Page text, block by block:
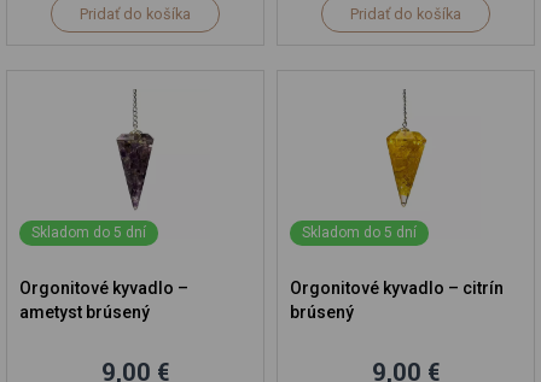
Pridať do košíka Pridať do košíka
Skladom do 5 dní
Orgonitové kyvadlo –
ametyst brúsený
9,00 €
Skladom do 5 dní
Orgonitové kyvadlo – citrín
brúsený
9,00 €